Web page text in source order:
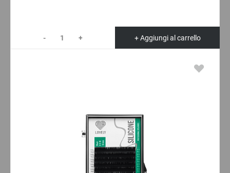
- + + Aggiungi al carrello